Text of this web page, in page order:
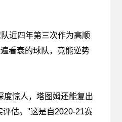
近四年第三次作为高顺
看衰的球队，竟能逆势
惊人，塔图姆还能复出
估。"这是自2020-21赛